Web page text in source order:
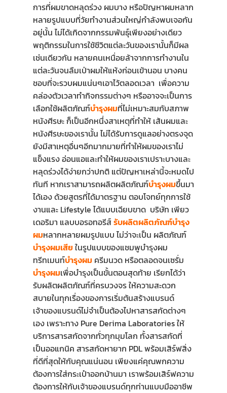
การที่ผมขาดหลุดร่วง ผมบาง หรือปัญหาผมหลาก
หลายรูปแบบที่วัยทำงานส่วนใหญ่กำลังพบเจอกัน
อยู่นั้น ไม่ได้เกิดจากกรรมพันธุ์เพียงอย่างเดียว
พฤติกรรมในการใช้ชีวิตแต่ละวันของเรานั้นก็มีผล
เช่นเดียวกัน หลายคนเหนื่อยล้าจากการทำงานใน
แต่ละวันจนลืมเป่าผมให้แห้งก่อนเข้านอน บางคน
ชอบที่จะรวบผมแน่นๆเอาไว้ตลอดเวลา เพื่อความ
คล่องตัวเวลาทำกิจกรรมต่างๆ หรืออาจจะเป็นการ
เลือกใช้ผลิตภัณฑ์บำรุงผมที่ไม่เหมาะสมกับสภาพ
หนังศีรษะ ก็เป็นอีกหนึ่งสาเหตุที่ทำให้ เส้นผมและ
หนังศีรษะของเรานั้น ไม่ได้รับการดูแลอย่างตรงจุด
ยังมีสาเหตุอื่นๆอีกมากมายที่ทำให้ผมของเราไม่
แข็งแรง อ่อนแอและทำให้ผมของเราเปราะบางและ
หลุดร่วงได้ง่ายกว่าปกติ แต่ปัญหาเหล่านี้จะหมดไป
ทันที หากเราสามารถผลิตผลิตภัณฑ์บำรุงผมขึ้นมา
ได้เอง ด้วยสูตรที่ได้มาตรฐาน ตอบโจทย์ทุกการใช้
งานและ Lifestyle ได้แบบเฉียบขาด บริษัท เพียว
เดอริมา แลบบอรอทอรีส์รับผลิตผลิตภัณฑ์บำรุง
ผมหลากหลายผมรูปแบบ ไม่ว่าจะเป็น ผลิตภัณฑ์
บำรุงผมเสียในรูปแบบของแชมพูบำรุงผม
ทรีทเมนท์บำรุงผม ครีมนวด หรือตลอดจนเซรั่ม
บำรุงผมเพื่อบำรุงเป็นขั้นตอนสุดท้าย เรียกได้ว่า
รับผลิตผลิตภัณฑ์ที่ครบวงจร ให้ความสะดวก
สบายในทุกเรื่องของการเริ่มต้นสร้างแบรนด์
เจ้าของแบรนด์ไม่จำเป็นต้องไปหาสารสกัดต่างๆ
เอง เพราะทาง Pure Derima Laboratories ให้
บริการสารสกัดจากทั่วทุกมุมโลก ทั้งสารสกัดที่
เป็นออแกนิค สารสกัดหายาก PDL พร้อมเสิร์ฟสิ่ง
ที่ดีที่สุดให้กับคุณแน่นอน เพียงแค่คุณพกความ
ต้องการใส่กระเป๋าออกบ้านมา เราพร้อมเสิร์ฟความ
ต้องการให้กับเจ้าของแบรนด์ทุกท่านแบบมืออาชีพ